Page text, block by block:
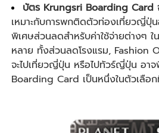
บัตร Krungsri Boarding Card
เหมาะกับการพกติดตัวท่องเที่ยวญี่ปุ่น
พิเศษส่วนลดสำหรับค่าใช้จ่ายต่างๆ
หลาย ทั้งส่วนลดโรงแรม, Fashion
จะไปเที่ยวญี่ปุ่น หรือไปทัวร์ญี่ปุ่น อา
Boarding Card เป็นหนึ่งในตัวเลือ